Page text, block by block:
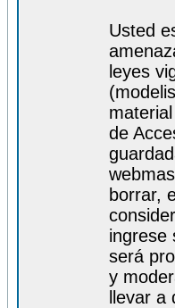
Usted
leyes
de
borrar,
ingrese
será
y
llevar